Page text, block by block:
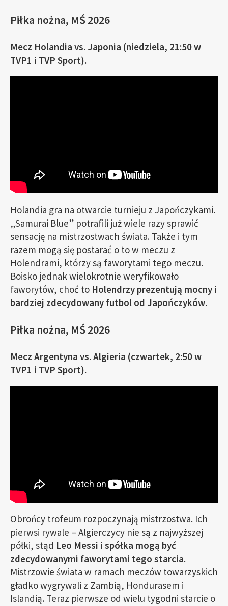
Piłka nożna, MŚ 2026
Mecz Holandia vs. Japonia (niedziela, 21:50 w
TVP1 i TVP Sport).
Holandia gra na otwarcie turnieju z Japończykami.
„Samurai Blue” potrafili już wiele razy sprawić
sensację na mistrzostwach świata. Także i tym
razem mogą się postarać o to w meczu z
Holendrami, którzy są faworytami tego meczu.
Boisko jednak wielokrotnie weryfikowało
faworytów, choć to Holendrzy prezentują mocny i
bardziej zdecydowany futbol od Japończyków.
Piłka nożna, MŚ 2026
Mecz Argentyna vs. Algieria (czwartek, 2:50 w
TVP1 i TVP Sport).
Obrońcy trofeum rozpoczynają mistrzostwa. Ich
pierwsi rywale – Algierczycy nie są z najwyższej
półki, stąd Leo Messi i spółka mogą być
zdecydowanymi faworytami tego starcia.
Mistrzowie świata w ramach meczów towarzyskich
gładko wygrywali z Zambią, Hondurasem i
Islandią. Teraz pierwsze od wielu tygodni starcie o